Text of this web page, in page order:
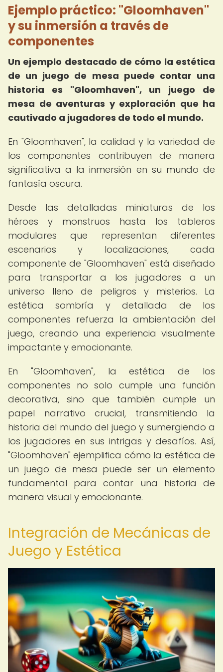
Ejemplo práctico: "Gloomhaven"
y su inmersión a través de
componentes
Un ejemplo destacado de cómo la estética
de un juego de mesa puede contar una
historia es "Gloomhaven", un juego de
mesa de aventuras y exploración que ha
cautivado a jugadores de todo el mundo.
En "Gloomhaven", la calidad y la variedad de
los componentes contribuyen de manera
significativa a la inmersión en su mundo de
fantasía oscura.
Desde las detalladas miniaturas de los
héroes y monstruos hasta los tableros
modulares que representan diferentes
escenarios y localizaciones, cada
componente de "Gloomhaven" está diseñado
para transportar a los jugadores a un
universo lleno de peligros y misterios. La
estética sombría y detallada de los
componentes refuerza la ambientación del
juego, creando una experiencia visualmente
impactante y emocionante.
En "Gloomhaven", la estética de los
componentes no solo cumple una función
decorativa, sino que también cumple un
papel narrativo crucial, transmitiendo la
historia del mundo del juego y sumergiendo a
los jugadores en sus intrigas y desafíos. Así,
"Gloomhaven" ejemplifica cómo la estética de
un juego de mesa puede ser un elemento
fundamental para contar una historia de
manera visual y emocionante.
Integración de Mecánicas de
Juego y Estética